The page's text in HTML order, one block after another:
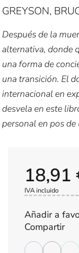
GREYSON,
Después de la
alternativa, donde
una forma de
una transición. El
internacional en
desvela en este
personal en pos de
18,91
IVA incluido
Añadir a
Compartir